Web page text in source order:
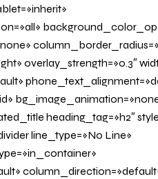
overlay_strength=»0.3″
heading_tag=»h2″
line_type=»No Line»